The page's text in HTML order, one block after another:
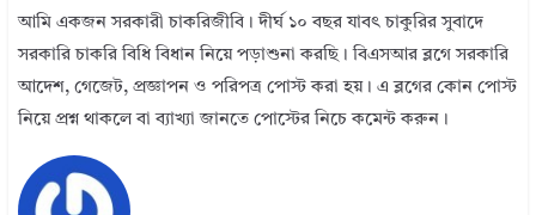
আমি একজন সরকারী চাকরিজীবি। দীর্ঘ ১০ বছর যাবৎ চাকুরির সুবাদে
সরকারি চাকরি বিধি বিধান নিয়ে পড়াশুনা করছি। বিএসআর ব্লগে সরকারি
আদেশ, গেজেট, প্রজ্ঞাপন ও পরিপত্র পোস্ট করা হয়। এ ব্লগের কোন পোস্ট
নিয়ে প্রশ্ন থাকলে বা ব্যাখ্যা জানতে পোস্টের নিচে কমেন্ট করুন।